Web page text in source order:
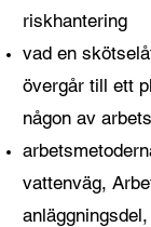
riskhantering
vad en
övergår till ett
någon av
vattenväg,